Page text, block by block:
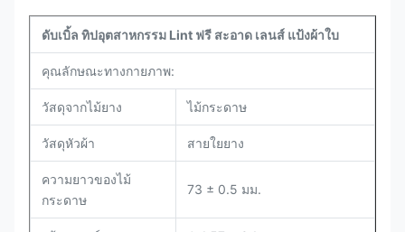
ดับเบิ้ล ทิปอุตสาหกรรม Lint ฟรี สะอาด เลนส์ แป้งผ้าใบ
คุณลักษณะทางกายภาพ:
วัสดุจากไม้ยาง ไม้กระดาษ
วัสดุหัวผ้า สายใยยาง
ความยาวของไม้
กระดาษ
73 ± 0.5 มม.